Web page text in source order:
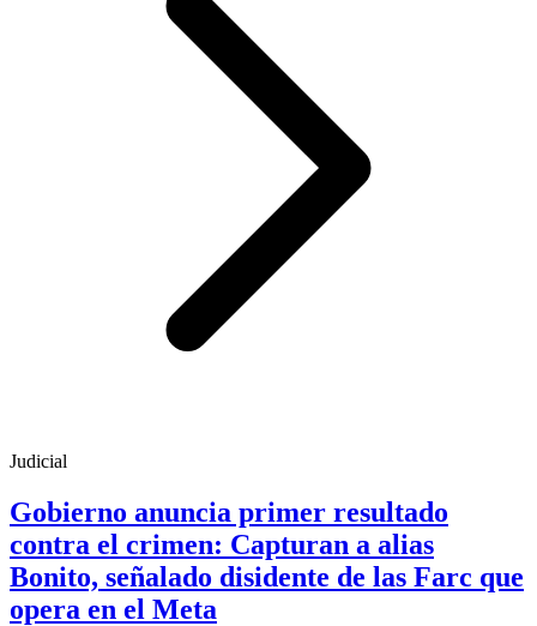
Judicial
Gobierno anuncia primer resultado
contra el crimen: Capturan a alias
Bonito, señalado disidente de las Farc que
opera en el Meta